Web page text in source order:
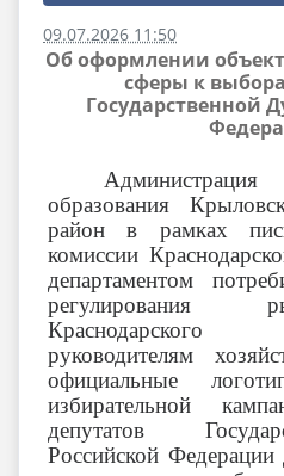
09.07.2026 11:50
Об оформлении
сферы к
Государственной
образования
район в рамках
комиссии
департаментом
регулирования
руководителям
официальные
избирательной
депутатов
Российской Федерации